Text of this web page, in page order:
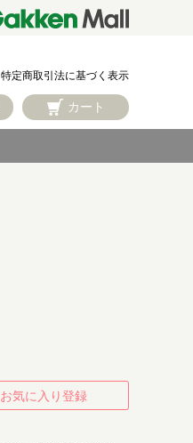
特定商取引法に基づく表示
カート
お気に入り登録